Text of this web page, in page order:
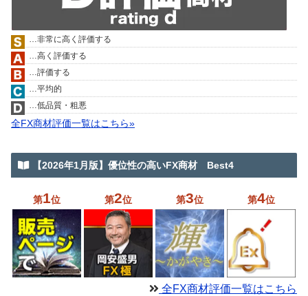
…非常に高く評価する
…高く評価する
…評価する
…平均的
…低品質・粗悪
全FX商材評価一覧はこちら»
【2026年1月版】優位性の高いFX商材 Best4
第1位 第2位 第3位 第4位
全FX商材評価一覧はこちら